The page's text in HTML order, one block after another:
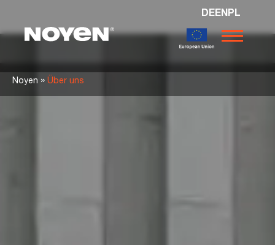
Noyen
DEENPL
Noyen » Über uns